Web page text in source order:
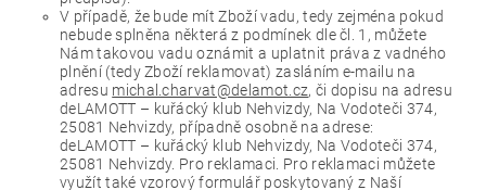
V případě, že bude mít Zboží vadu, tedy zejména pokud
nebude splněna některá z podmínek dle čl. 1, můžete
Nám takovou vadu oznámit a uplatnit práva z vadného
plnění (tedy Zboží reklamovat) zasláním e-mailu na
adresu michal.charvat@delamot.cz, či dopisu na adresu
deLAMOTT – kuřácký klub Nehvizdy, Na Vodoteči 374,
25081 Nehvizdy, případně osobně na adrese:
deLAMOTT – kuřácký klub Nehvizdy, Na Vodoteči 374,
25081 Nehvizdy. Pro reklamaci. Pro reklamaci můžete
využít také vzorový formulář poskytovaný z Naší